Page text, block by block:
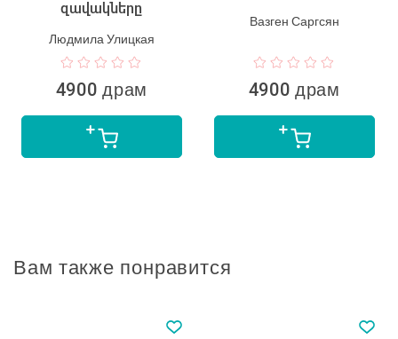
զավակները
Людмила Улицкая
4900 драм
Вазген Саргсян
4900 драм
Вам также понравится